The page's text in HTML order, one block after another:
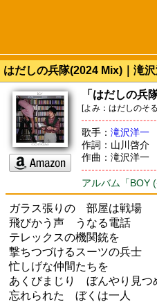
はだしの兵隊(2024 Mix)｜滝
「はだしの兵
[よみ：はだしのそ
歌手： 滝沢洋一
作詞：山川啓介
作曲：滝沢洋一
アルバム「BOY
ガラス張りの 部屋は戦場
飛びかう声 うなる電話
テレックスの機関銃を
撃ちつづけるスーツの兵士
忙しげな仲間たちを
あくびまじり ぼんやり見つ
忘れられた ぼくは一人